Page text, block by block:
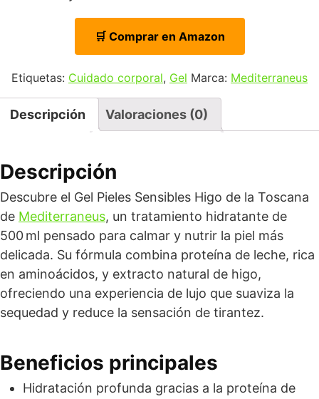
🛒 Comprar en Amazon
Etiquetas: Cuidado corporal, Gel Marca: Mediterraneus
Descripción Valoraciones (0)
Descripción
Descubre el Gel Pieles Sensibles Higo de la Toscana
de Mediterraneus, un tratamiento hidratante de
500 ml pensado para calmar y nutrir la piel más
delicada. Su fórmula combina proteína de leche, rica
en aminoácidos, y extracto natural de higo,
ofreciendo una experiencia de lujo que suaviza la
sequedad y reduce la sensación de tirantez.
Beneficios principales
Hidratación profunda gracias a la proteína de